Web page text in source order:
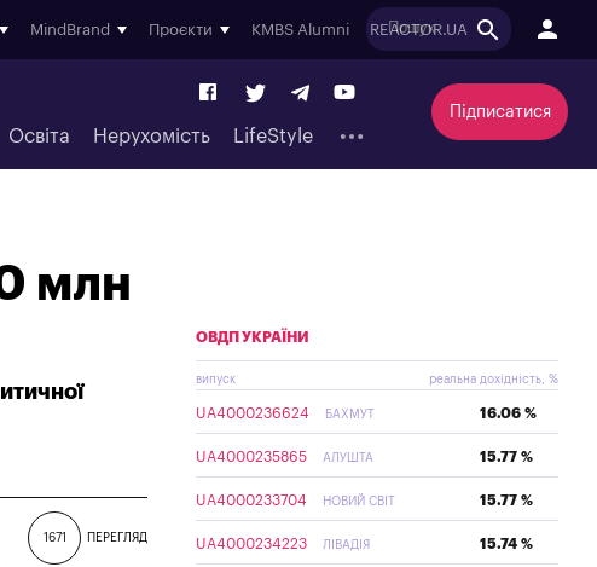
MindBrand Проєкти KMBS Alumni REACTOR.UA
Освіта Нерухомість LifeStyle
Підписатися
млн
1671 ПЕРЕГЛЯД
ОВДП УКРАЇНИ
випуск реальна дохідність, %
UA4000236624 БАХМУТ 16.06 %
UA4000235865 АЛУШТА 15.77 %
UA4000233704 НОВИЙ СВІТ 15.77 %
UA4000234223 ЛІВАДІЯ 15.74 %